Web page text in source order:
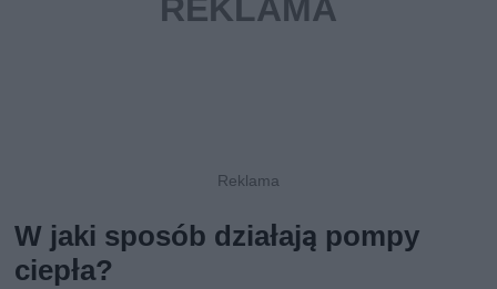
W jaki sposób działają pompy
ciepła?